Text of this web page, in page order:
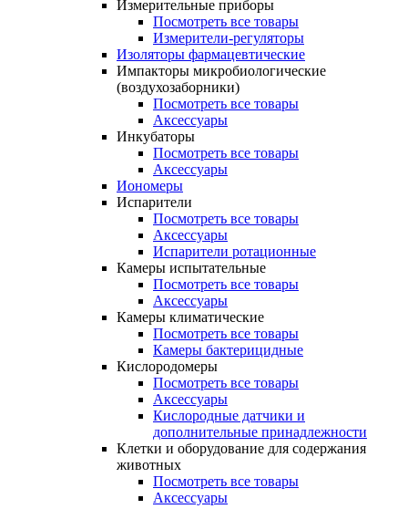
Измерительные приборы
Посмотреть все товары
Измерители-регуляторы
Изоляторы фармацевтические
Импакторы микробиологические
(воздухозаборники)
Посмотреть все товары
Аксессуары
Инкубаторы
Посмотреть все товары
Аксессуары
Иономеры
Испарители
Посмотреть все товары
Аксессуары
Испарители ротационные
Камеры испытательные
Посмотреть все товары
Аксессуары
Камеры климатические
Посмотреть все товары
Камеры бактерицидные
Кислородомеры
Посмотреть все товары
Аксессуары
Кислородные датчики и
дополнительные принадлежности
Клетки и оборудование для содержания
животных
Посмотреть все товары
Аксессуары